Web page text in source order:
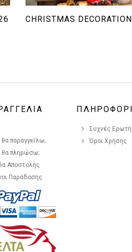
CHRISTMAS DECORATION
παραγγείλω;
θα πληρώσω;
Αποστολής
Παράδοσης
Συχνές
Όροι Χρήσης